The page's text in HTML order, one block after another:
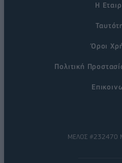
Η
Όροι
Πολιτική
ΜΕΛΟΣ #232470